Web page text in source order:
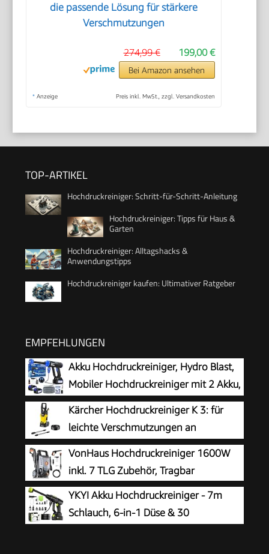
die passende Lösung für stärkere
Verschmutzungen
199,00 €
274,99 €
Bei Amazon ansehen
* Anzeige Preis inkl. MwSt., zzgl. Versandkosten
TOP-ARTIKEL
Hochdruckreiniger: Schritt-für-Schritt-Anleitung
Hochdruckreiniger: Tipps für Haus &
Garten
Hochdruckreiniger: Alltagshacks &
Anwendungstipps
Hochdruckreiniger kaufen: Ultimativer Ratgeber
EMPFEHLUNGEN
Akku Hochdruckreiniger, Hydro Blast,
Mobiler Hochdruckreiniger mit 2 Akku,
Akku Druckreiniger für die Balkon- und
Autowäsche, Hochdruckreiniger Akku mit 6-in-1
Multifunktionsdüse
Kärcher Hochdruckreiniger K 3: für
leichte Verschmutzungen an
Fahrrädern, Gartenzäunen,
Motorrädern & Co. Flächenleistung 25 m²/h. Mit
Pistole, 6 m Hochdruckschlauch und Vario
Power-Strahlrohr Gelb
VonHaus Hochdruckreiniger 1600W
inkl. 7 TLG Zubehör, Tragbar
YKYI Akku Hochdruckreiniger - 7m
Schlauch, 6-in-1 Düse & 30